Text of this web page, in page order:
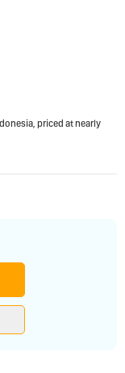
priced at nearly